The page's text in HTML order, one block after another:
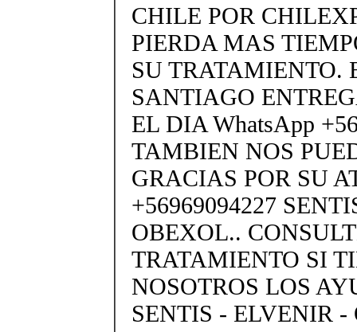
CHILE POR
PIERDA MAS
SU TRATAMIENTO.
SANTIAGO
EL DIA WhatsApp
TAMBIEN NOS
GRACIAS POR SU
+56969094227
OBEXOL..
TRATAMIENTO SI
NOSOTROS LOS
SENTIS - ELVENIR -